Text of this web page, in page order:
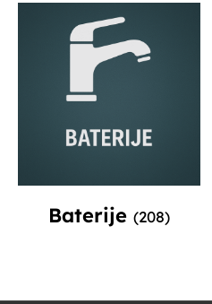
Baterije (208)